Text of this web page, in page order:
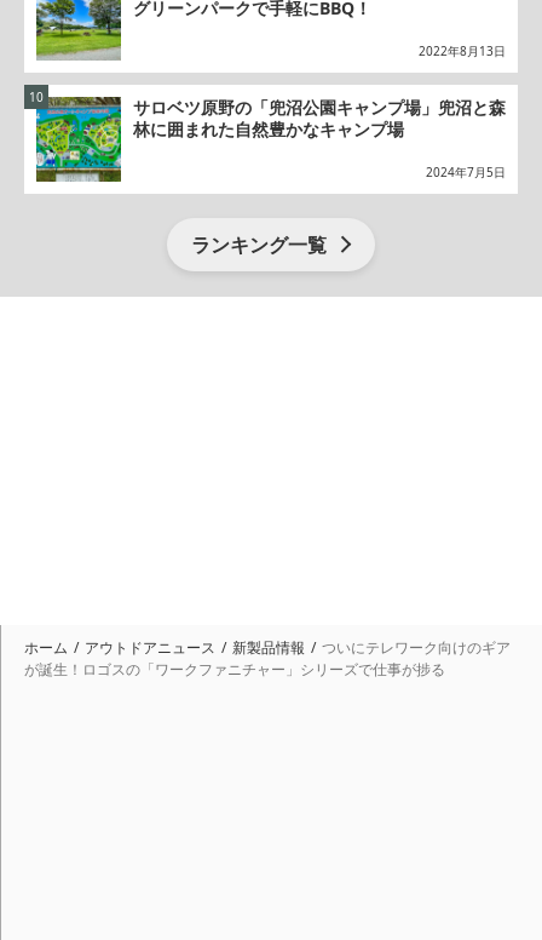
グリーンパークで手軽にBBQ！
2022年8月13日
サロベツ原野の「兜沼公園キャンプ場」兜沼と森
林に囲まれた自然豊かなキャンプ場
2024年7月5日
ランキング一覧
ホーム アウトドアニュース 新製品情報
ついにテレワーク向けのギア
が誕生！ロゴスの「ワークファニチャー」シリーズで仕事が捗る